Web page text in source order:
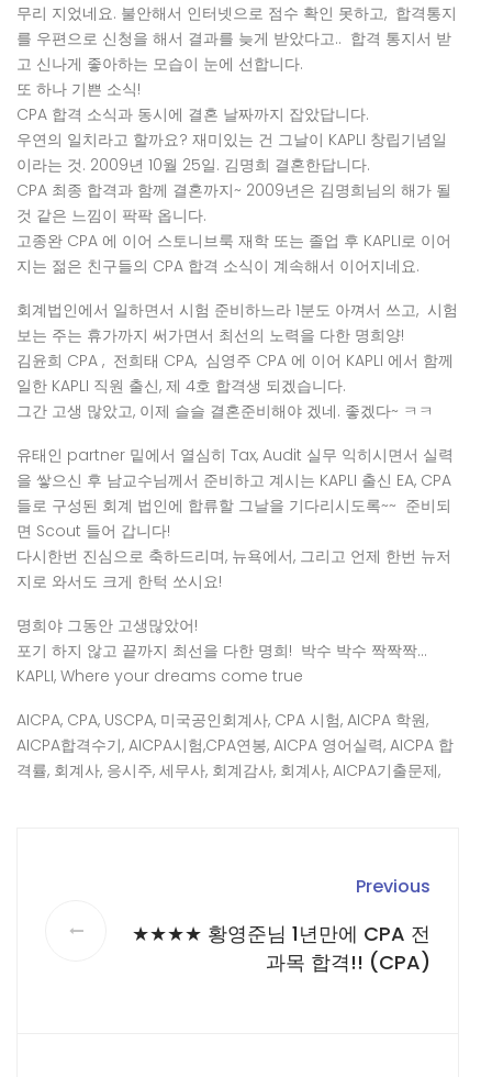
무리 지었네요. 불안해서 인터넷으로 점수 확인 못하고, 합격통지
를 우편으로 신청을 해서 결과를 늦게 받았다고.. 합격 통지서 받
고 신나게 좋아하는 모습이 눈에 선합니다.
또 하나 기쁜 소식!
CPA 합격 소식과 동시에 결혼 날짜까지 잡았답니다.
우연의 일치라고 할까요? 재미있는 건 그날이 KAPLI 창립기념일
이라는 것. 2009년 10월 25일. 김명희 결혼한답니다.
CPA 최종 합격과 함께 결혼까지~ 2009년은 김명희님의 해가 될
것 같은 느낌이 팍팍 옵니다.
고종완 CPA 에 이어 스토니브룩 재학 또는 졸업 후 KAPLI로 이어
지는 젊은 친구들의 CPA 합격 소식이 계속해서 이어지네요.
회계법인에서 일하면서 시험 준비하느라 1분도 아껴서 쓰고, 시험
보는 주는 휴가까지 써가면서 최선의 노력을 다한 명희양!
김윤희 CPA , 전희태 CPA, 심영주 CPA 에 이어 KAPLI 에서 함께
일한 KAPLI 직원 출신, 제 4호 합격생 되겠습니다.
그간 고생 많았고, 이제 슬슬 결혼준비해야 겠네. 좋겠다~ ㅋㅋ
유태인 partner 밑에서 열심히 Tax, Audit 실무 익히시면서 실력
을 쌓으신 후 남교수님께서 준비하고 계시는 KAPLI 출신 EA, CPA
들로 구성된 회계 법인에 합류할 그날을 기다리시도록~~ 준비되
면 Scout 들어 갑니다!
다시한번 진심으로 축하드리며, 뉴욕에서, 그리고 언제 한번 뉴저
지로 와서도 크게 한턱 쏘시요!
명희야 그동안 고생많았어!
포기 하지 않고 끝까지 최선을 다한 명희! 박수 박수 짝짝짝…
KAPLI, Where your dreams come true
AICPA, CPA, USCPA, 미국공인회계사, CPA 시험, AICPA 학원,
AICPA합격수기, AICPA시험,CPA연봉, AICPA 영어실력, AICPA 합
격률, 회계사, 응시주, 세무사, 회계감사, 회계사, AICPA기출문제,
Previous
★★★★ 황영준님 1년만에 CPA 전
과목 합격!! (CPA)